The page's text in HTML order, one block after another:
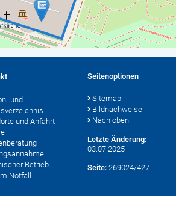
und
und Anfahrt
Betrieb
Notfall
Seitenoptionen
Sitemap
Bildnachweise
Nach oben
Letzte Änderung:
03.07.2025
Seite: 269024/427